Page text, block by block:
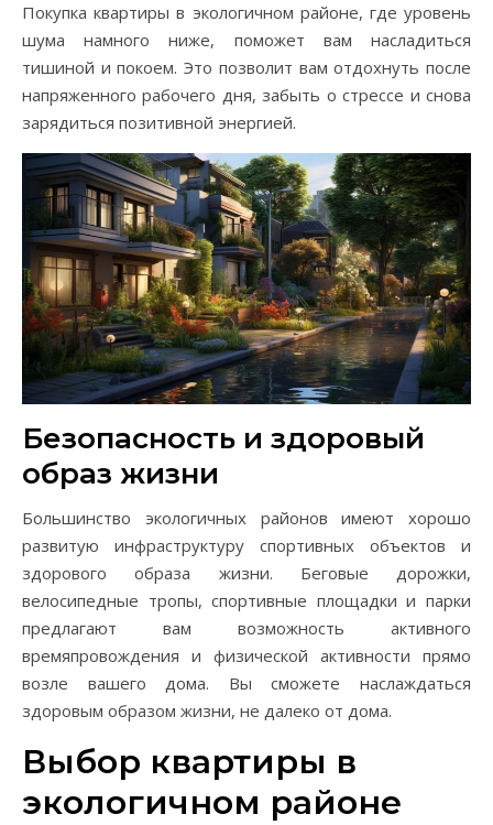
Покупка квартиры в экологичном районе, где уровень
шума намного ниже, поможет вам насладиться
тишиной и покоем. Это позволит вам отдохнуть после
напряженного рабочего дня, забыть о стрессе и снова
зарядиться позитивной энергией.
Безопасность и здоровый
образ жизни
Большинство экологичных районов имеют хорошо
развитую инфраструктуру спортивных объектов и
здорового образа жизни. Беговые дорожки,
велосипедные тропы, спортивные площадки и парки
предлагают вам возможность активного
времяпровождения и физической активности прямо
возле вашего дома. Вы сможете наслаждаться
здоровым образом жизни, не далеко от дома.
Выбор квартиры в
экологичном районе